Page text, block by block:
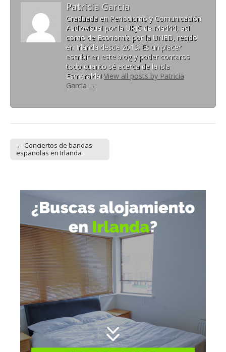
Patricia Garcia
Graduada en Periodismo y Comunicación
Audiovisual por la URJC de Madrid, así
como de Economía por la UNED, resido
en Irlanda desde 2013. Es un placer
escribir en este blog y poder contaros
todo cuanto sé acerca de la isla
Esmeralda! View all posts by Patricia
Garcia →
Post navigation
← Conciertos de bandas
españolas en Irlanda